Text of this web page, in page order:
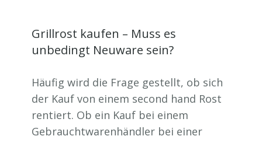
Grillrost kaufen – Muss es
unbedingt Neuware sein?
Häufig wird die Frage gestellt, ob sich
der Kauf von einem second hand Rost
rentiert. Ob ein Kauf bei einem
Gebrauchtwarenhändler bei einer